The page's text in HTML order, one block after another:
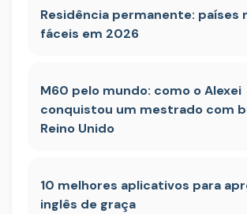
Residência permanente: países
fáceis em 2026
M60 pelo mundo: como o Alexei
conquistou um mestrado com
Reino Unido
10 melhores aplicativos para
inglês de graça